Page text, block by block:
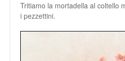
Tritiamo la mortadella al coltello
i pezzettini.